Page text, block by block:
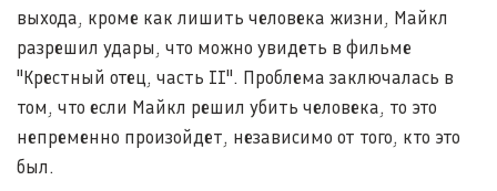
выхода, кроме как лишить человека жизни, Майкл
разрешил удары, что можно увидеть в фильме
"Крестный отец, часть II". Проблема заключалась в
том, что если Майкл решил убить человека, то это
непременно произойдет, независимо от того, кто это
был.